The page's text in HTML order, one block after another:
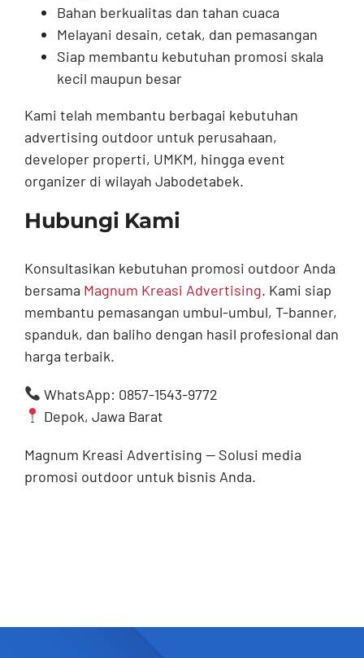
Bahan berkualitas dan tahan cuaca
Melayani desain, cetak, dan pemasangan
Siap membantu kebutuhan promosi skala
kecil maupun besar
Kami telah membantu berbagai kebutuhan
advertising outdoor untuk perusahaan,
developer properti, UMKM, hingga event
organizer di wilayah Jabodetabek.
Hubungi Kami
Konsultasikan kebutuhan promosi outdoor Anda
bersama Magnum Kreasi Advertising. Kami siap
membantu pemasangan umbul-umbul, T-banner,
spanduk, dan baliho dengan hasil profesional dan
harga terbaik.
WhatsApp: 0857-1543-9772
Depok, Jawa Barat
Magnum Kreasi Advertising — Solusi media
promosi outdoor untuk bisnis Anda.